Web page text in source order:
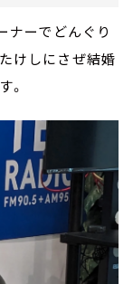
ナーでどんぐり
けしにさぜ結婚
。